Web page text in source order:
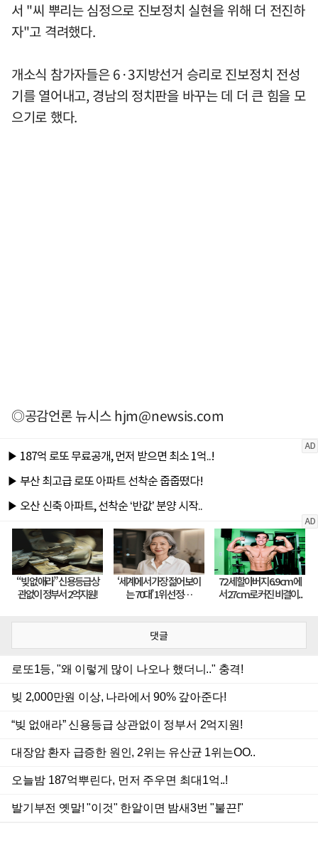
서 "씨 뿌리는 심정으로 진보정치 실현을 위해 더 전진하
자"고 격려했다.
개소식 참가자들은 6·3지방선거 승리로 진보정치 전성
기를 열어내고, 경남의 정치판을 바꾸는 데 더 큰 힘을 모
으기로 했다.
◎공감언론 뉴시스hjm@newsis.com
댓글